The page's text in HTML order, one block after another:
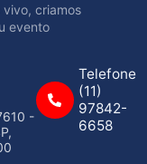
vivo, criamos
evento
-
Telefone
(11)
97842-
6658